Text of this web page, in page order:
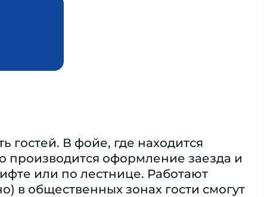
гостей. В фойе, где находится
производится оформление заезда и
или по лестнице. Работают
в общественных зонах гости смогут